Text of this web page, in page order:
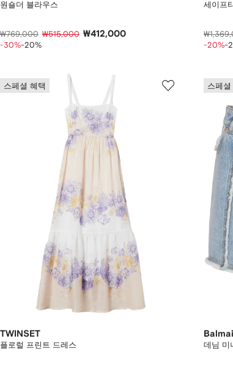
원숄더 블라우스
₩769,000 ₩515,000 ₩412,000
-30%-20%
세이프
-20%-
스페셜 혜택
TWINSET
플로럴 프린트 드레스
스페셜
데님 미